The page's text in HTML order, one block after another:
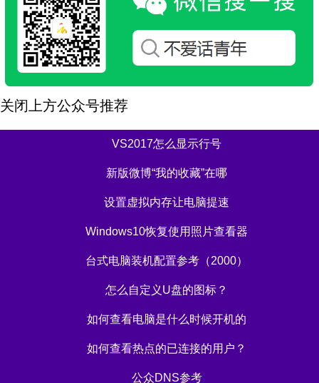
关闭上方公众号推荐
VS2017怎么显示行号
新版微博“我的收藏”在哪
设置虚拟内存让电脑提速
Windows10恢复使用照片查看器
台式电脑装机配置参考（2000）
怎么自定义U盘的图标？
如何查看电脑是什么时候开机的
如何查看热点的已连接的用户？
公众DNS参考